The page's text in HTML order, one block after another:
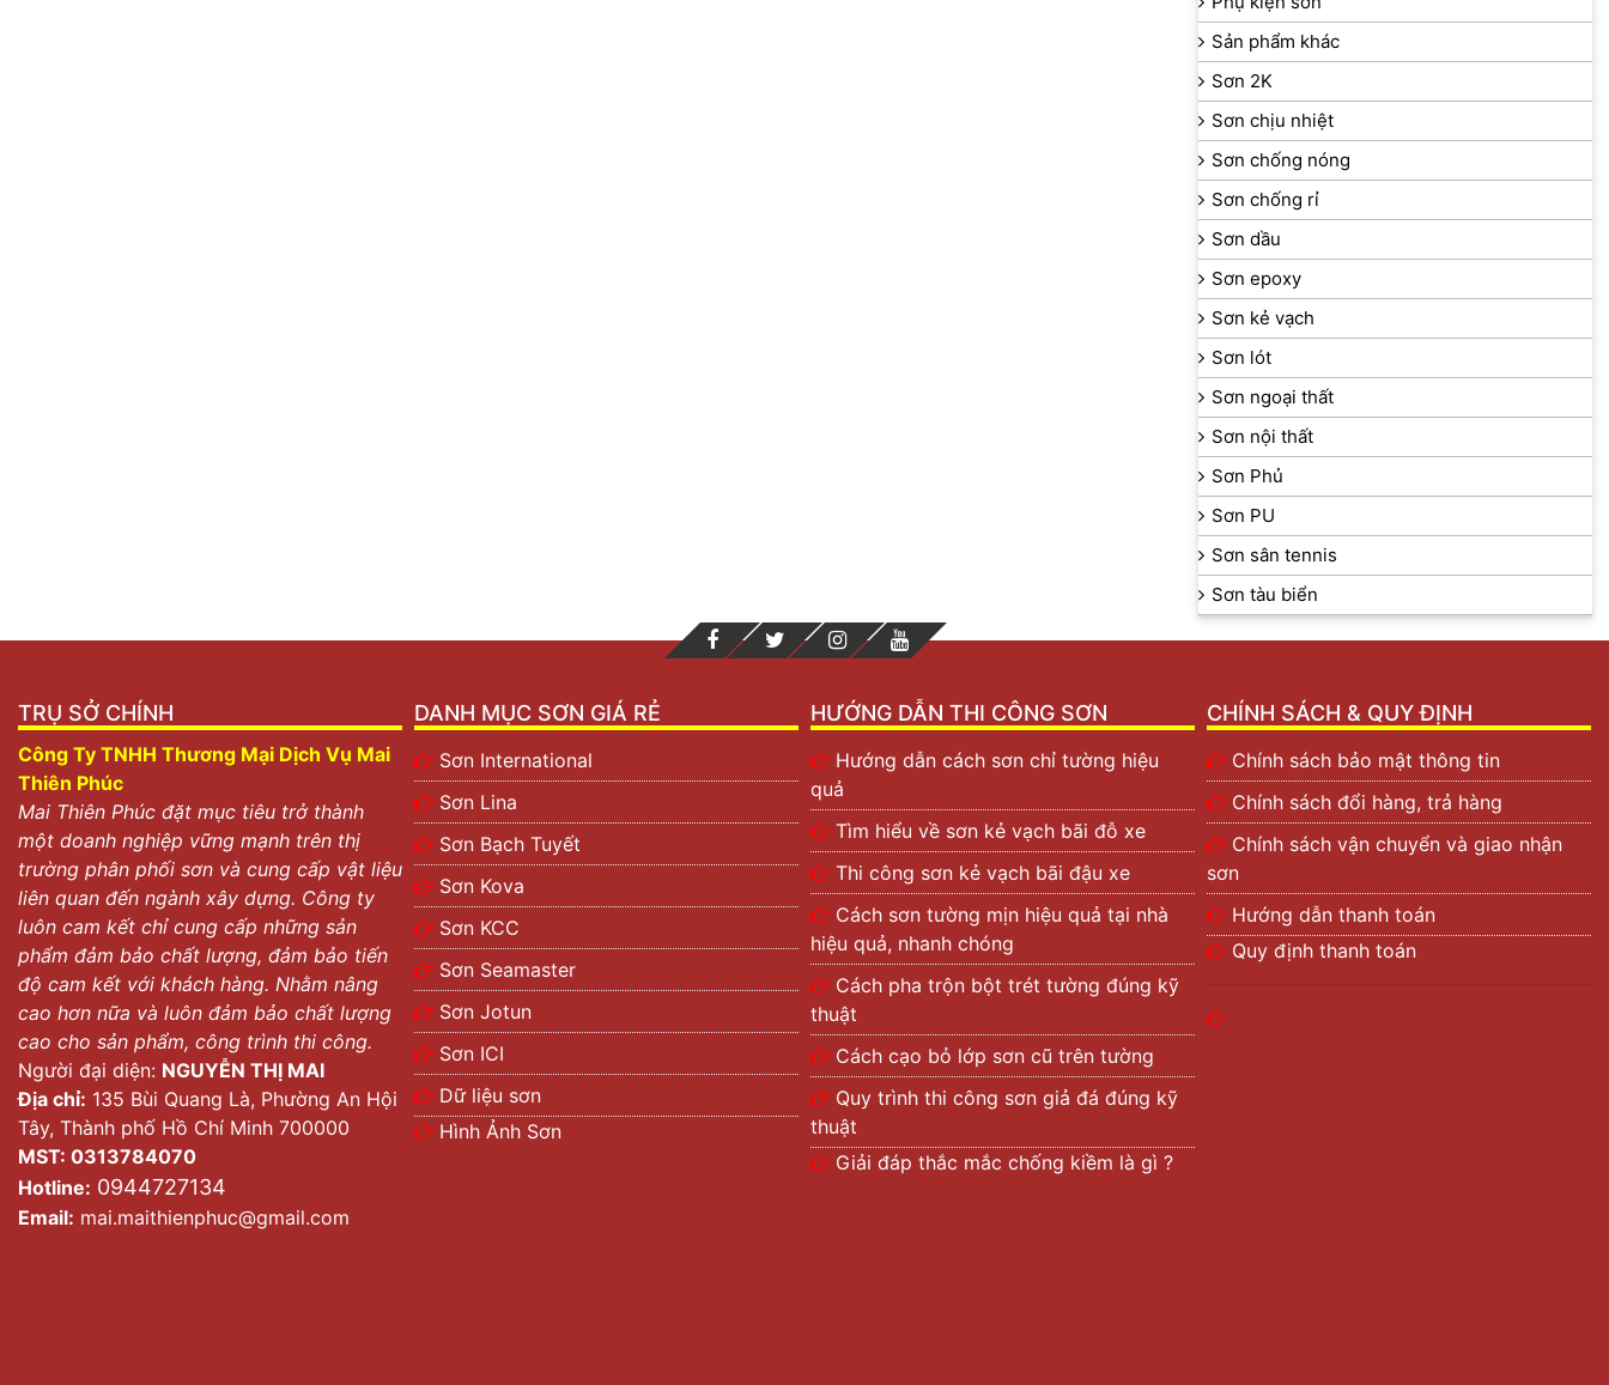
Sản phẩm khác
Sơn 2K
Sơn chịu nhiệt
Sơn chống nóng
Sơn chống rỉ
Sơn dầu
Sơn epoxy
Sơn kẻ vạch
Sơn lót
Sơn ngoại thất
Sơn nội thất
Sơn Phủ
Sơn PU
Sơn sân tennis
Sơn tàu biển
TRỤ SỞ CHÍNH
Công Ty TNHH Thương Mại Dịch Vụ Mai
Thiên Phúc
Mai Thiên Phúc đặt mục tiêu trở thành
một doanh nghiệp vững mạnh trên thị
trường phân phối sơn và cung cấp vật liệu
liên quan đến ngành xây dựng. Công ty
luôn cam kết chỉ cung cấp những sản
phẩm đảm bảo chất lượng, đảm bảo tiến
độ cam kết với khách hàng. Nhằm nâng
cao hơn nữa và luôn đảm bảo chất lượng
cao cho sản phẩm, công trình thi công.
Người đại diện: NGUYỄN THỊ MAI
Địa chỉ: 135 Bùi Quang Là, Phường An Hội
Tây, Thành phố Hồ Chí Minh 700000
MST: 0313784070
Hotline: 0944727134
Email: mai.maithienphuc@gmail.com
DANH MỤC SƠN GIÁ RẺ
Sơn International
Sơn Lina
Sơn Bạch Tuyết
Sơn Kova
Sơn KCC
Sơn Seamaster
Sơn Jotun
Sơn ICI
Dữ liệu sơn
Hình Ảnh Sơn
HƯỚNG DẪN THI CÔNG SƠN
Hướng dẫn cách sơn chỉ tường hiệu
quả
Tìm hiểu về sơn kẻ vạch bãi đỗ xe
Thi công sơn kẻ vạch bãi đậu xe
Cách sơn tường mịn hiệu quả tại nhà
hiệu quả, nhanh chóng
Cách pha trộn bột trét tường đúng kỹ
thuật
Cách cạo bỏ lớp sơn cũ trên tường
Quy trình thi công sơn giả đá đúng kỹ
thuật
Giải đáp thắc mắc chống kiềm là gì ?
CHÍNH SÁCH & QUY ĐỊNH
Chính sách bảo mật thông tin
Chính sách đổi hàng, trả hàng
Chính sách vận chuyển và giao nhận
sơn
Hướng dẫn thanh toán
Quy định thanh toán